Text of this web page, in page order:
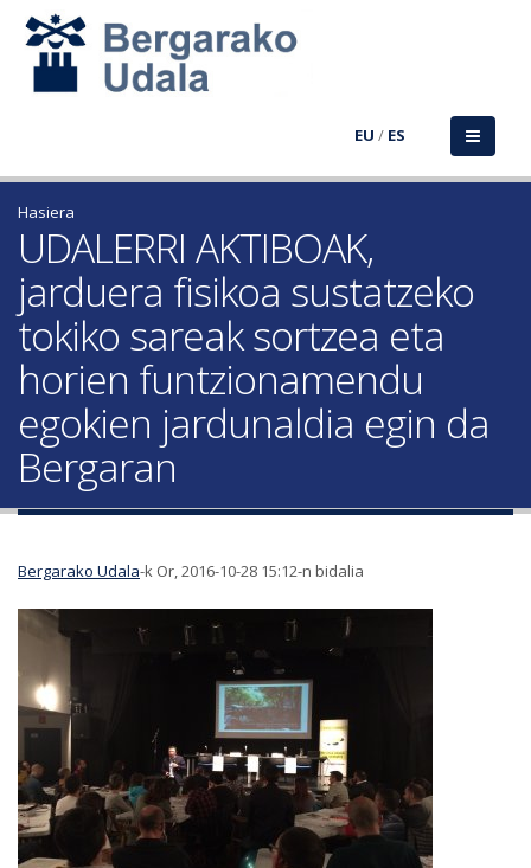
EU / ES
Hasiera
UDALERRI AKTIBOAK,
jarduera fisikoa sustatzeko
tokiko sareak sortzea eta
horien funtzionamendu
egokien jardunaldia egin da
Bergaran
Bergarako Udala-k Or, 2016-10-28 15:12-n bidalia